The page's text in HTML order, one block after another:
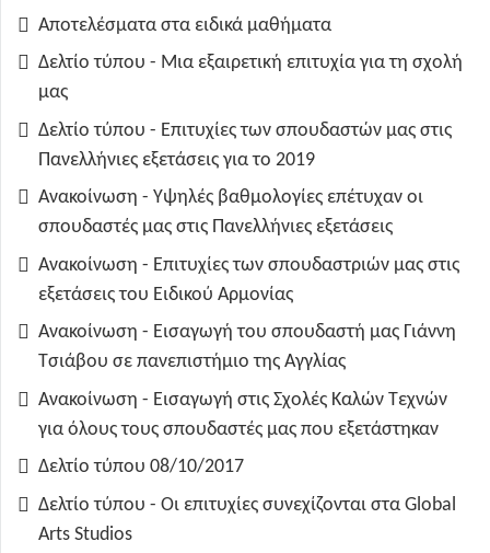
Αποτελέσματα στα ειδικά μαθήματα
Δελτίο τύπου - Μια εξαιρετική επιτυχία για τη σχολή
μας
Δελτίο τύπου - Επιτυχίες των σπουδαστών μας στις
Πανελλήνιες εξετάσεις για το 2019
Ανακοίνωση - Υψηλές βαθμολογίες επέτυχαν οι
σπουδαστές μας στις Πανελλήνιες εξετάσεις
Ανακοίνωση - Επιτυχίες των σπουδαστριών μας στις
εξετάσεις του Ειδικού Αρμονίας
Ανακοίνωση - Εισαγωγή του σπουδαστή μας Γιάννη
Τσιάβου σε πανεπιστήμιο της Αγγλίας
Ανακοίνωση - Εισαγωγή στις Σχολές Καλών Τεχνών
για όλους τους σπουδαστές μας που εξετάστηκαν
Δελτίο τύπου 08/10/2017
Δελτίο τύπου - Οι επιτυχίες συνεχίζονται στα Global
Arts Studios